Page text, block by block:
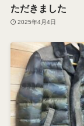
ただきました
2025年4月4日